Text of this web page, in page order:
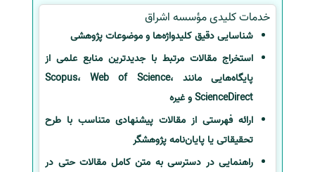
خدمات کلیدی مؤسسه اشراق
شناسایی دقیق کلیدواژه‌ها و موضوعات پژوهشی
استخراج مقالات مرتبط با جدیدترین منابع علمی از
پایگاه‌هایی مانند Scopus، Web of Science،
ScienceDirect و غیره
ارائه فهرستی از مقالات پیشنهادی متناسب با طرح
تحقیقاتی یا پایان‌نامه پژوهشگر
راهنمایی در دسترسی به متن کامل مقالات حتی در